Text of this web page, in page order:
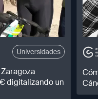
Universidades
digitalizando un